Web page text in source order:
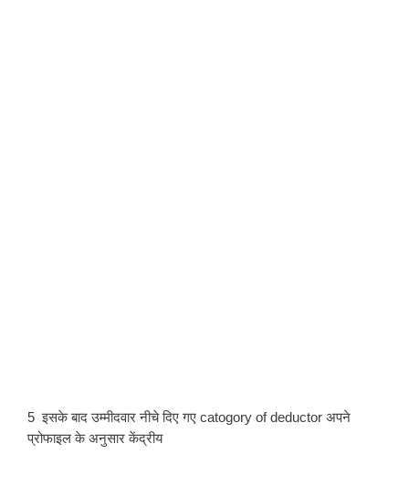
5  इसके बाद उम्मीदवार नीचे दिए गए catogory of deductor अपने
प्रोफाइल के अनुसार केंद्रीय